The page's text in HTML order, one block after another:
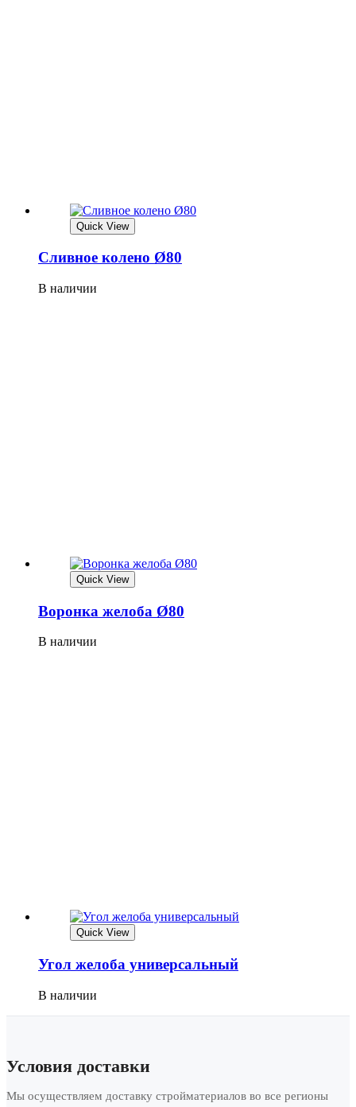
Quick View
Сливное колено Ø80
В наличии
Quick View
Воронка желоба Ø80
В наличии
Quick View
Угол желоба универсальный
В наличии
Условия доставки
Мы осуществляем доставку стройматериалов во все регионы